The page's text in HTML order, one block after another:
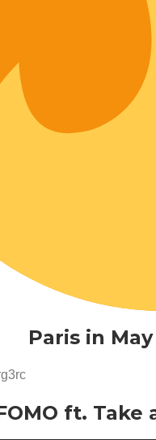
Paris in
ft. Take